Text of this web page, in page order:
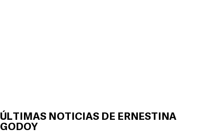
ÚLTIMAS NOTICIAS DE ERNESTINA
GODOY